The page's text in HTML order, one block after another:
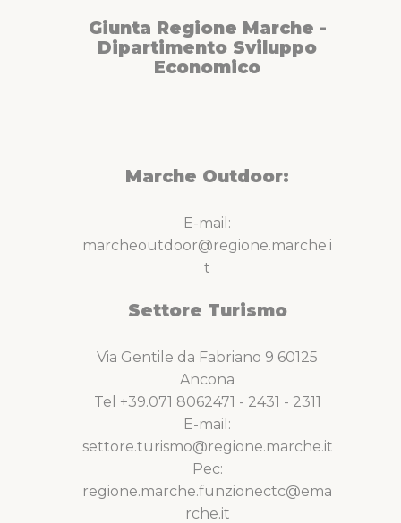
Giunta Regione Marche -
Dipartimento Sviluppo
Economico
Marche Outdoor:
E-mail:
marcheoutdoor@regione.marche.i
t
Settore Turismo
Via Gentile da Fabriano 9 60125
Ancona
Tel +39.071 8062471 - 2431 - 2311
E-mail:
settore.turismo@regione.marche.it
Pec:
regione.marche.funzionectc@ema
rche.it